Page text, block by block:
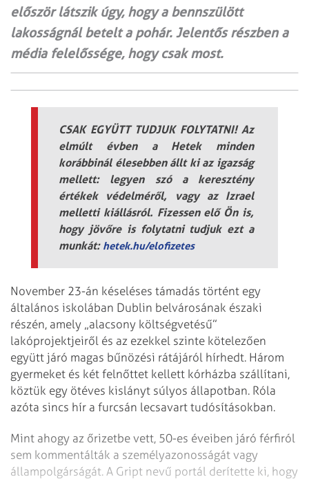
először látszik úgy, hogy a bennszülött
lakosságnál betelt a pohár. Jelentős részben a
média felelőssége, hogy csak most.
CSAK EGYÜTT TUDJUK FOLYTATNI! Az
elmúlt évben a Hetek minden
korábbinál élesebben állt ki az igazság
mellett: legyen szó a keresztény
értékek védelméről, vagy az Izrael
melletti kiállásról. Fizessen elő Ön is,
hogy jövőre is folytatni tudjuk ezt a
munkát: hetek.hu/elofizetes
November 23-án késeléses támadás történt egy
általános iskolában Dublin belvárosának északi
részén, amely „alacsony költségvetésű”
lakóprojektjeiről és az ezekkel szinte kötelezően
együtt járó magas bűnözési rátájáról hírhedt. Három
gyermeket és két felnőttet kellett kórházba szállítani,
köztük egy öt­éves kislányt súlyos állapotban. Róla
azóta sincs hír a furcsán lecsavart tudósításokban.
Mint ahogy az őrizetbe vett, 50-es éveiben járó férfiról
sem kommentálták a személyazonosságát vagy
állampolgárságát. A Gript nevű portál derítette ki, hogy